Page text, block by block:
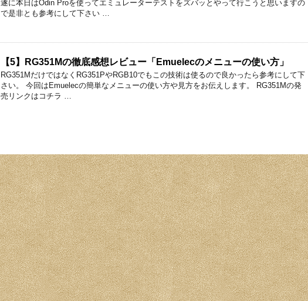
遂に本日はOdin Proを使ってエミュレーターテストをズバッとやって行こうと思いますの
で是非とも参考にして下さい …
【5】RG351Mの徹底感想レビュー「Emuelecのメニューの使い方」
RG351MだけではなくRG351PやRGB10でもこの技術は使るので良かったら参考にして下
さい。 今回はEmuelecの簡単なメニューの使い方や見方をお伝えします。 RG351Mの発
売リンクはコチラ …